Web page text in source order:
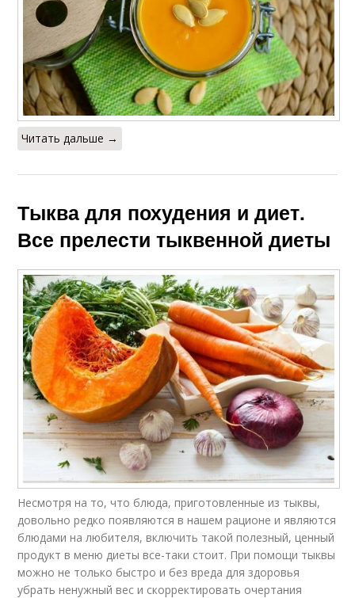
Читать дальше →
Тыква для похудения и диет.
Все прелести тыквенной диеты
Несмотря на то, что блюда, приготовленные из тыквы,
довольно редко появляются в нашем рационе и являются
блюдами на любителя, включить такой полезный, ценный
продукт в меню диеты все-таки стоит. При помощи тыквы
можно не только быстро и без вреда для здоровья
убрать ненужный вес и скорректировать очертания